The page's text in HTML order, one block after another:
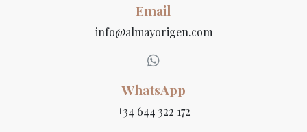
Email
info@almayorigen.com
WhatsApp
+34 644 322 172